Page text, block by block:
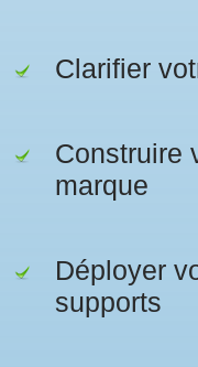
Clarifier
Construire
marque
Déployer
supports